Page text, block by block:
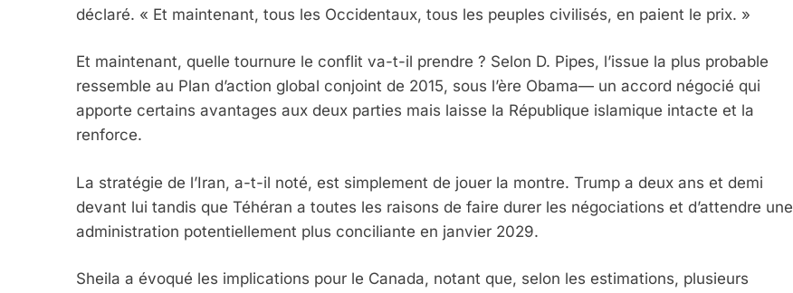
déclaré. « Et maintenant, tous les Occidentaux, tous les peuples civilisés, en paient le prix. »
Et maintenant, quelle tournure le conflit va-t-il prendre ? Selon D. Pipes, l’issue la plus probable
ressemble au Plan d’action global conjoint de 2015, sous l’ère Obama— un accord négocié qui
apporte certains avantages aux deux parties mais laisse la République islamique intacte et la
renforce.
La stratégie de l’Iran, a-t-il noté, est simplement de jouer la montre. Trump a deux ans et demi
devant lui tandis que Téhéran a toutes les raisons de faire durer les négociations et d’attendre une
administration potentiellement plus conciliante en janvier 2029.
Sheila a évoqué les implications pour le Canada, notant que, selon les estimations, plusieurs
5